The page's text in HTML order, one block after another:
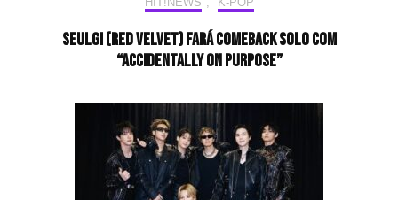
Seulgi (Red Velvet) fará comeback solo com
“Accidentally On Purpose”